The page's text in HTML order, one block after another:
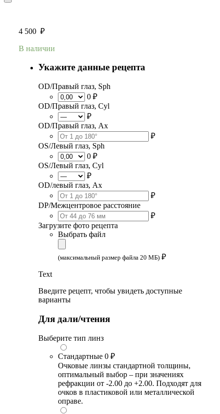
4 500 ₽
В наличии
Укажите данные рецепта
OD/Правый глаз, Sph
0 ₽
OD/Правый глаз, Cyl
₽
OD/Правый глаз, Ax
₽
OS/Левый глаз, Sph
0 ₽
OS/Левый глаз, Cyl
₽
OD/левый глаз, Ax
₽
DP/Межцентровое расстояние
₽
Загрузите фото рецепта
Выбрать файл
(максимальный размер файла 20 МБ) ₽
Text
Введите рецепт, чтобы увидеть доступные
варианты
Для дали/чтения
Выберите тип линз
Стандартные 0 ₽
Очковые линзы стандартной толщины,
оптимальный выбор – при значениях
рефракции от -2.00 до +2.00. Подходят для
очков в пластиковой или металлической
оправе.